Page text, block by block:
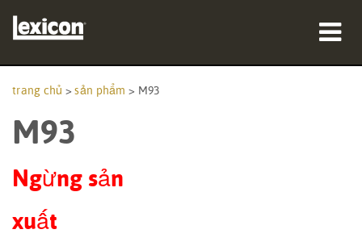
sản phẩm
nơi mua
Nghiên cứu trường hợp
đào tạo
trang chủ >sản phẩm > M93
M93
Ngừng sản
xuất